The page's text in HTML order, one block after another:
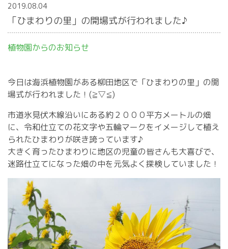
2019.08.04
「ひまわりの里」の開場式が行われました♪
植物園からのお知らせ
今日は海浜植物園がある柳田地区で「ひまわりの里」の開
場式が行われました！(≧▽≦)
市道氷見伏木線沿いにある約２０００平方メートルの畑
に、令和仕立ての花文字や五輪マークをイメージして植え
られたひまわりが咲き誇っています♪
大きく育ったひまわりに地区の児童の皆さんも大喜びで、
迷路仕立てになった畑の中を元気よく探検していました！